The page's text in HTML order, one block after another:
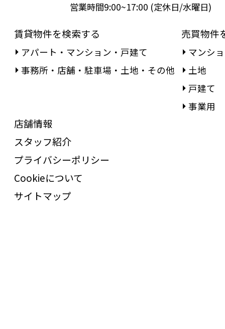
営業時間9:00~17:00 (定休日/水曜日)
賃貸物件を検索する
アパート・マンション・戸建て
事務所・店舗・駐車場・土地・その他
売買物件
マンシ
土地
戸建て
事業用
店舗情報
スタッフ紹介
プライバシーポリシー
Cookieについて
サイトマップ